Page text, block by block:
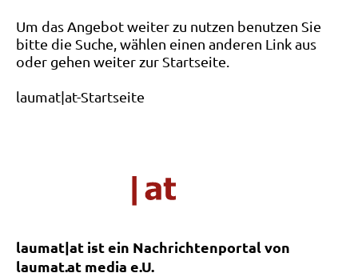
Um das Angebot weiter zu nutzen benutzen Sie
bitte die Suche, wählen einen anderen Link aus
oder gehen weiter zur Startseite.
laumat|at-Startseite
laumat|at ist ein Nachrichtenportal von
laumat.at media e.U.